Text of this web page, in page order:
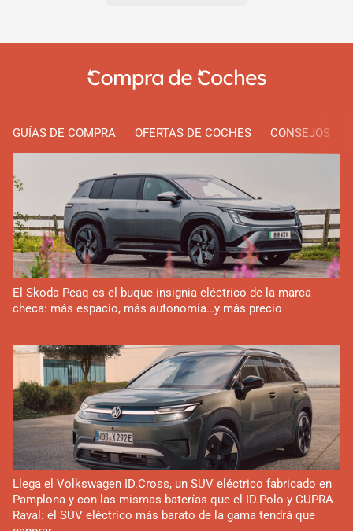
GUÍAS DE COMPRA OFERTAS DE COCHES CONSEJOS
El Skoda Peaq es el buque insignia eléctrico de la marca
checa: más espacio, más autonomía…y más precio
Llega el Volkswagen ID.Cross, un SUV eléctrico fabricado en
Pamplona y con las mismas baterías que el ID.Polo y CUPRA
Raval: el SUV eléctrico más barato de la gama tendrá que